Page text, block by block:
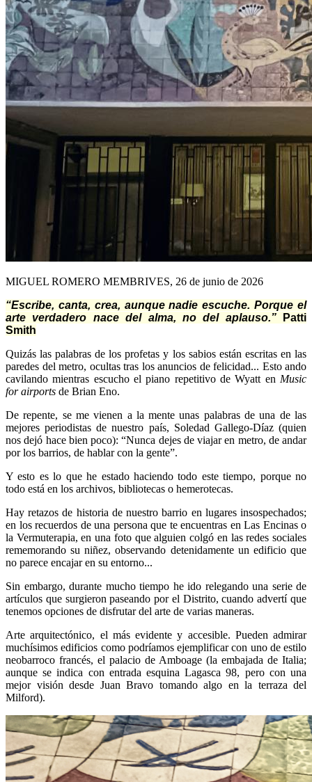
MIGUEL ROMERO MEMBRIVES, 26 de junio de 2026
“Escribe, canta, crea, aunque nadie escuche. Porque el
arte verdadero nace del alma, no del aplauso.”
Patti
Smith
Quizás las palabras de los profetas y los sabios están escritas en las
paredes del metro, ocultas tras los anuncios de felicidad... Esto ando
cavilando mientras escucho el piano repetitivo de Wyatt en Music
for airports de Brian Eno.
De repente, se me vienen a la mente unas palabras de una de las
mejores periodistas de nuestro país, Soledad Gallego-Díaz (quien
nos dejó hace bien poco): “Nunca dejes de viajar en metro, de andar
por los barrios, de hablar con la gente”.
Y esto es lo que he estado haciendo todo este tiempo, porque no
todo está en los archivos, bibliotecas o hemerotecas.
Hay retazos de historia de nuestro barrio en lugares insospechados;
en los recuerdos de una persona que te encuentras en Las Encinas o
la Vermuterapia, en una foto que alguien colgó en las redes sociales
rememorando su niñez, observando detenidamente un edificio que
no parece encajar en su entorno...
Sin embargo, durante mucho tiempo he ido relegando una serie de
artículos que surgieron paseando por el Distrito, cuando advertí que
tenemos opciones de disfrutar del arte de varias maneras.
Arte arquitectónico, el más evidente y accesible. Pueden admirar
muchísimos edificios como podríamos ejemplificar con uno de estilo
neobarroco francés, el palacio de Amboage (la embajada de Italia;
aunque se indica con entrada esquina Lagasca 98, pero con una
mejor visión desde Juan Bravo tomando algo en la terraza del
Milford).